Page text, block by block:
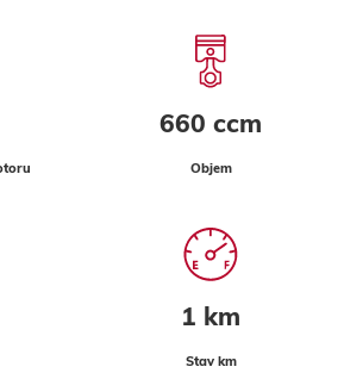
660 ccm
Objem
1 km
Stav km